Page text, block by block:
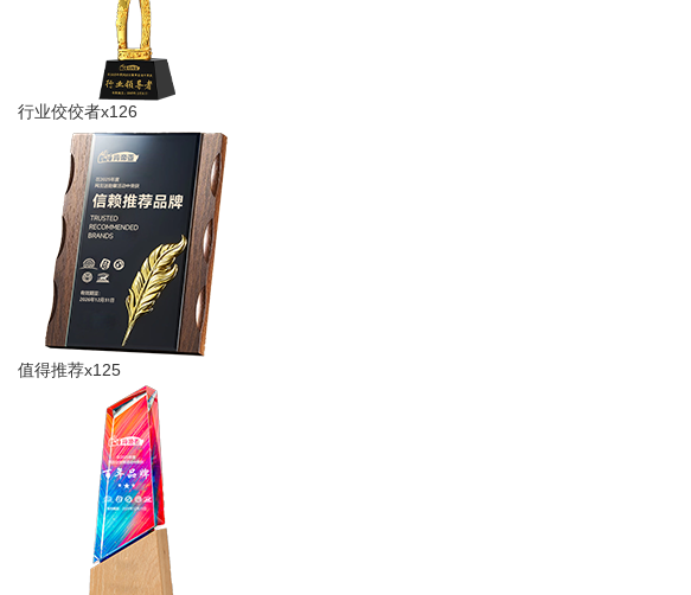
行业佼佼者x126
值得推荐x125